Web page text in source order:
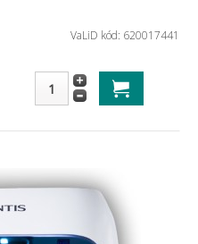
VaLiD kód: 620017441